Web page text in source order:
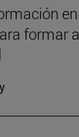
formar